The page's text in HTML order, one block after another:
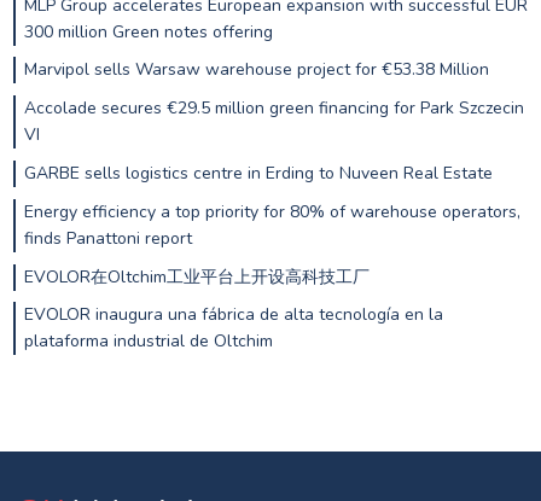
MLP Group accelerates European expansion with successful EUR
300 million Green notes offering
Marvipol sells Warsaw warehouse project for €53.38 Million
Accolade secures €29.5 million green financing for Park Szczecin
VI
GARBE sells logistics centre in Erding to Nuveen Real Estate
Energy efficiency a top priority for 80% of warehouse operators,
finds Panattoni report
EVOLOR在Oltchim工业平台上开设高科技工厂
EVOLOR inaugura una fábrica de alta tecnología en la
plataforma industrial de Oltchim